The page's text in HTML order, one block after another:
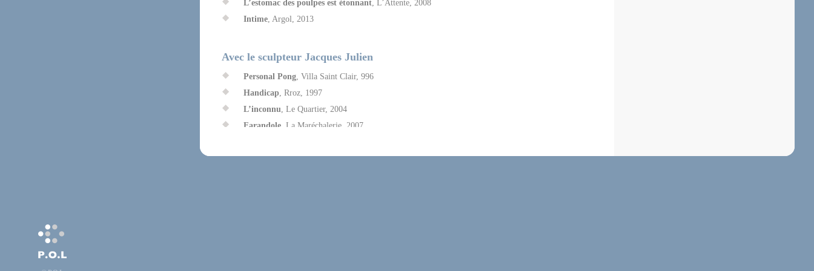
L’estomac des poulpes est étonnant, L’Attente, 2008
Intime, Argol, 2013
Avec le sculpteur Jacques Julien
Personal Pong, Villa Saint Clair, 996
Handicap, Rroz, 1997
L’inconnu, Le Quartier, 2004
Farandole , La Maréchalerie, 2007